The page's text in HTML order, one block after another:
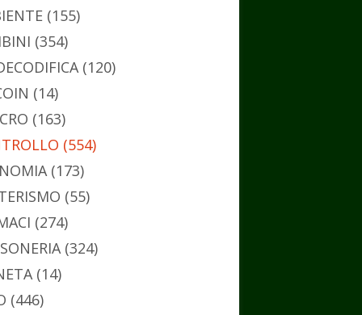
(155)
(354)
(120)
(14)
(163)
(554)
(173)
(55)
(274)
(324)
(14)
(446)